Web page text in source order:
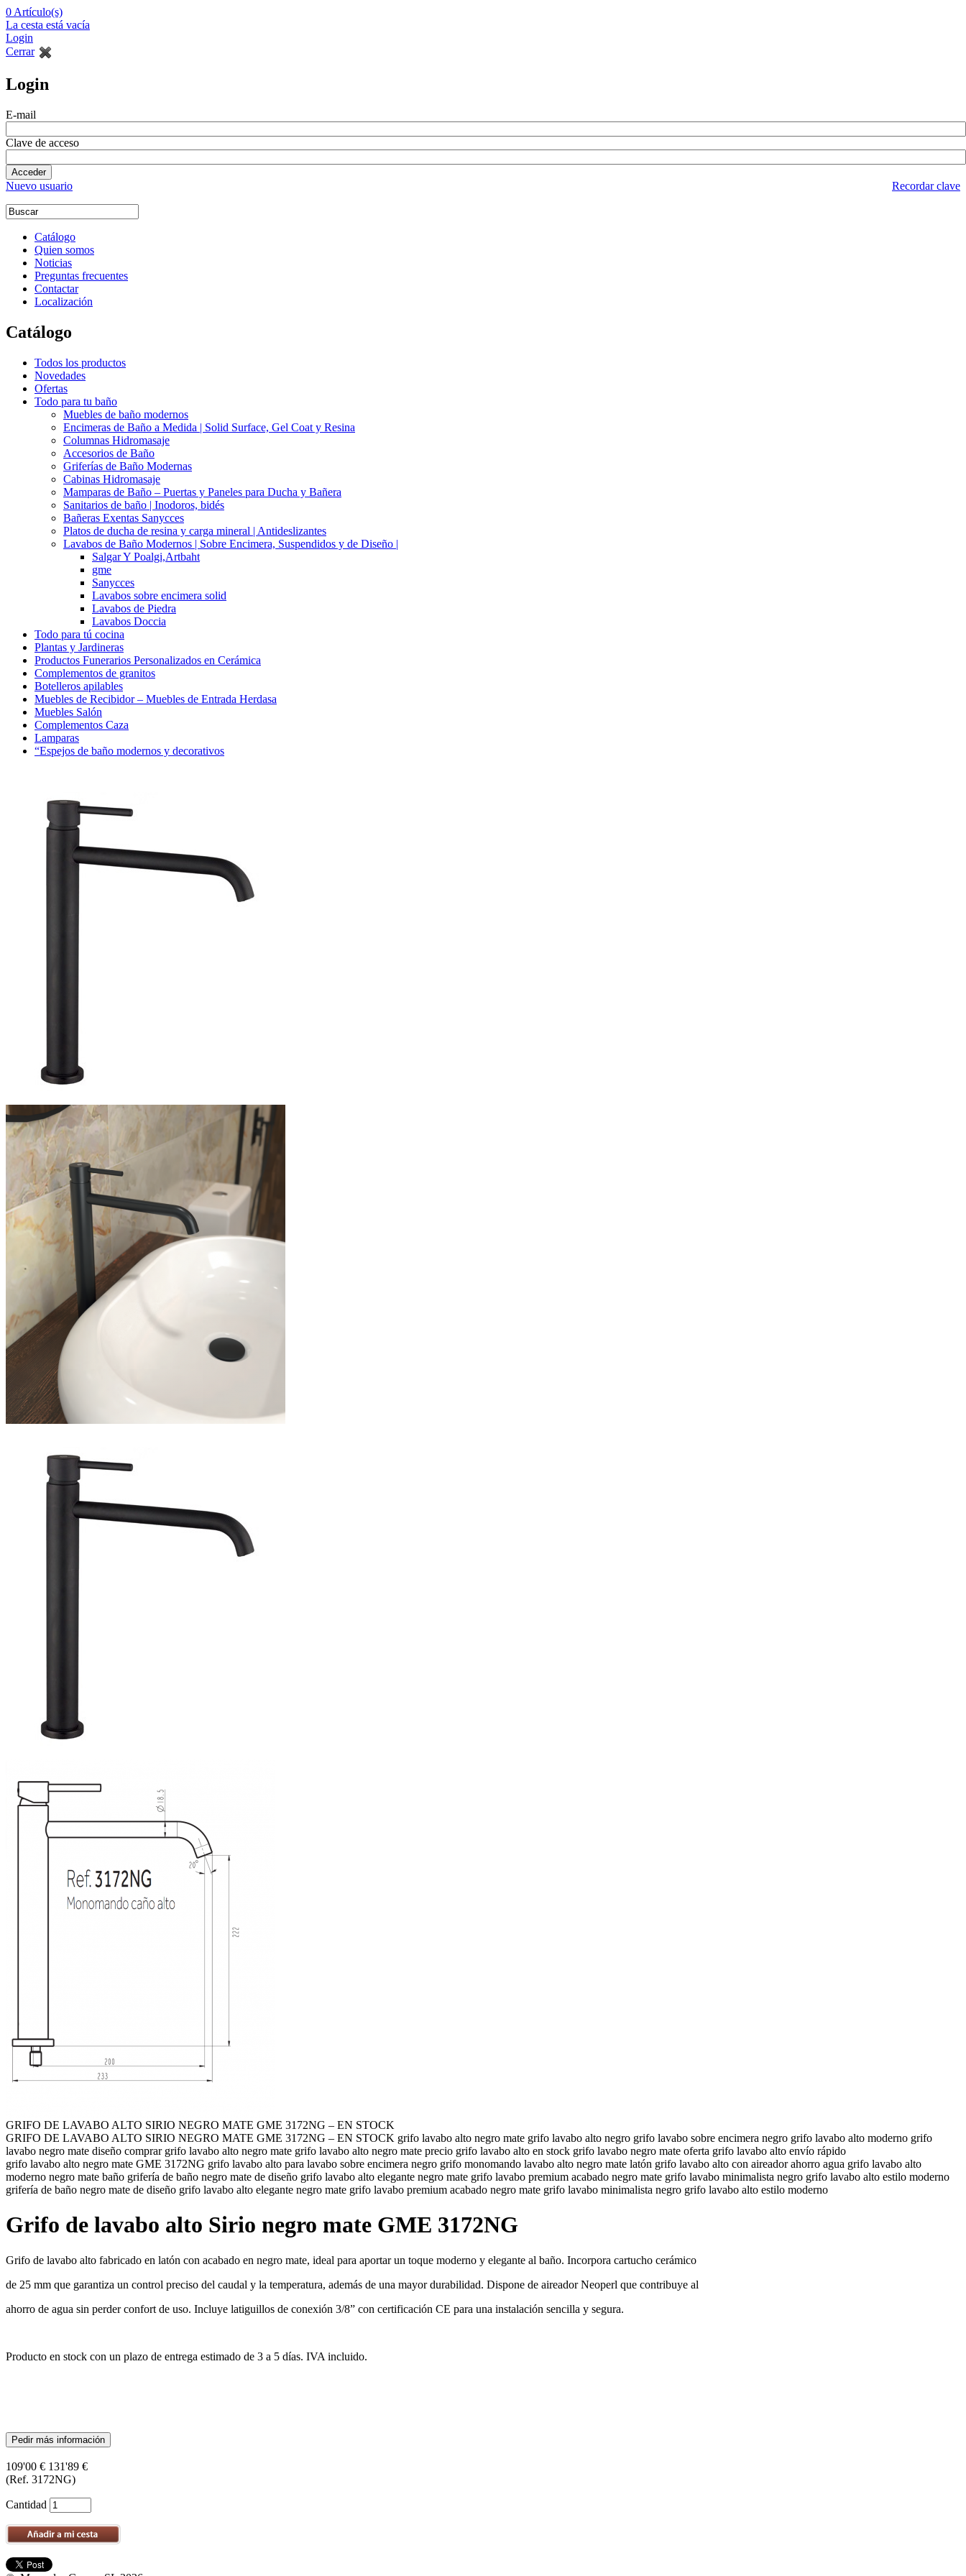
0 Artículo(s)
La cesta está vacía
Login
Cerrar
Login
E-mail
Clave de acceso
Nuevo usuario Recordar clave
Catálogo
Quien somos
Noticias
Preguntas frecuentes
Contactar
Localización
Catálogo
Todos los productos
Novedades
Ofertas
Todo para tu baño
Muebles de baño modernos
Encimeras de Baño a Medida | Solid Surface, Gel Coat y Resina
Columnas Hidromasaje
Accesorios de Baño
Griferías de Baño Modernas
Cabinas Hidromasaje
Mamparas de Baño – Puertas y Paneles para Ducha y Bañera
Sanitarios de baño | Inodoros, bidés
Bañeras Exentas Sanycces
Platos de ducha de resina y carga mineral | Antideslizantes
Lavabos de Baño Modernos | Sobre Encimera, Suspendidos y de Diseño |
Salgar Y Poalgi,Artbaht
gme
Sanycces
Lavabos sobre encimera solid
Lavabos de Piedra
Lavabos Doccia
Todo para tú cocina
Plantas y Jardineras
Productos Funerarios Personalizados en Cerámica
Complementos de granitos
Botelleros apilables
Muebles de Recibidor – Muebles de Entrada Herdasa
Muebles Salón
Complementos Caza
Lamparas
“Espejos de baño modernos y decorativos
GRIFO DE LAVABO ALTO SIRIO NEGRO MATE GME 3172NG – EN STOCK
GRIFO DE LAVABO ALTO SIRIO NEGRO MATE GME 3172NG – EN STOCK grifo lavabo alto negro mate grifo lavabo alto negro grifo lavabo sobre encimera negro grifo lavabo alto moderno grifo
lavabo negro mate diseño comprar grifo lavabo alto negro mate grifo lavabo alto negro mate precio grifo lavabo alto en stock grifo lavabo negro mate oferta grifo lavabo alto envío rápido
grifo lavabo alto negro mate GME 3172NG grifo lavabo alto para lavabo sobre encimera negro grifo monomando lavabo alto negro mate latón grifo lavabo alto con aireador ahorro agua grifo lavabo alto
moderno negro mate baño grifería de baño negro mate de diseño grifo lavabo alto elegante negro mate grifo lavabo premium acabado negro mate grifo lavabo minimalista negro grifo lavabo alto estilo moderno
grifería de baño negro mate de diseño grifo lavabo alto elegante negro mate grifo lavabo premium acabado negro mate grifo lavabo minimalista negro grifo lavabo alto estilo moderno
Grifo de lavabo alto Sirio negro mate GME 3172NG
Grifo de lavabo alto fabricado en latón con acabado en negro mate, ideal para aportar un toque moderno y elegante al baño. Incorpora cartucho cerámico
de 25 mm que garantiza un control preciso del caudal y la temperatura, además de una mayor durabilidad. Dispone de aireador Neoperl que contribuye al
ahorro de agua sin perder confort de uso. Incluye latiguillos de conexión 3/8” con certificación CE para una instalación sencilla y segura.
Producto en stock con un plazo de entrega estimado de 3 a 5 días. IVA incluido.
Pedir más información
109'00 € 131'89 €
(Ref. 3172NG)
Cantidad